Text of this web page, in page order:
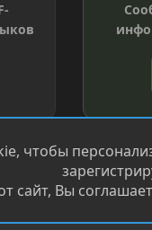
Ltd. Перевод от Jumuro®
чтобы
сайт, Вы